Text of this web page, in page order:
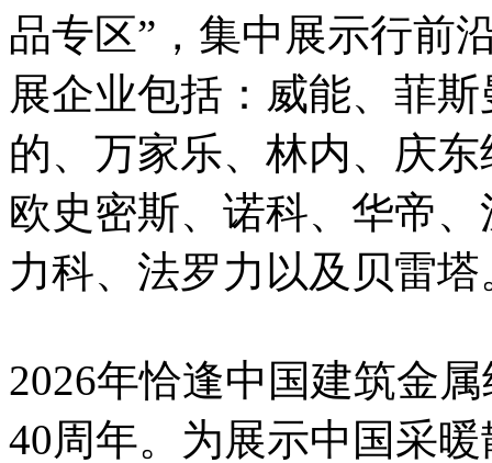
品专区”，集中展示行前
展企业包括：威能、菲
的、万家乐、林内、庆
欧史密斯、诺科、华帝
力科、法罗力以及贝雷塔
2026年恰逢中国建筑金
40周年。为展示中国采